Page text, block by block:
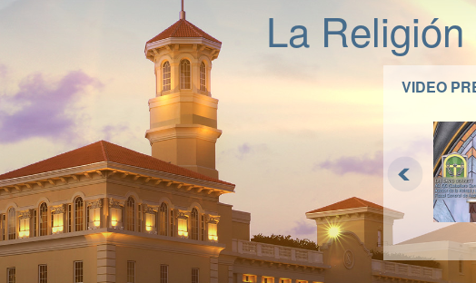
La
VIDEO
NUEVO VIDEO
Profesor Emérito Rimon
Kasher
Profesor de Estudios Bíblicos
Universidad de Bar-Ilan